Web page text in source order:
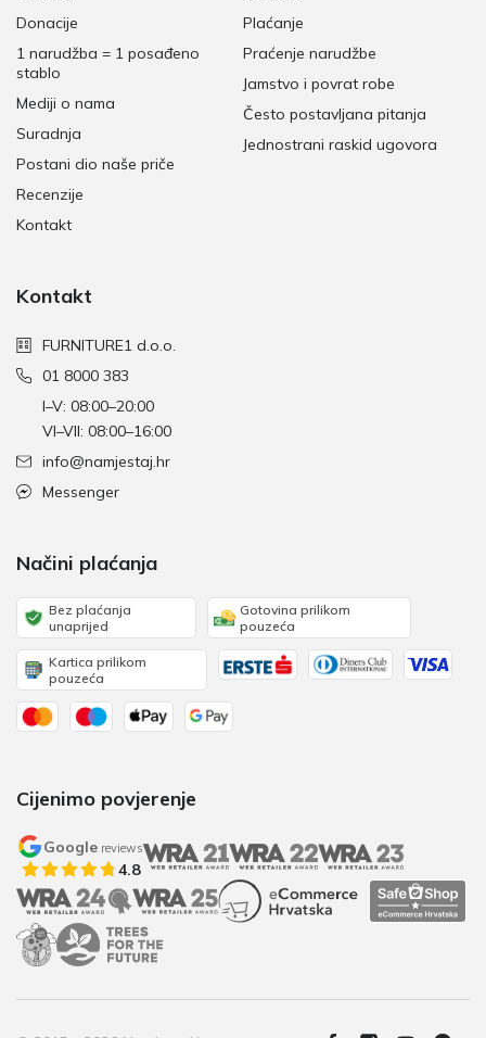
Donacije
1 narudžba = 1 posađeno
stablo
Mediji o nama
Suradnja
Postani dio naše priče
Recenzije
Kontakt
Plaćanje
Praćenje narudžbe
Jamstvo i povrat robe
Često postavljana pitanja
Jednostrani raskid ugovora
Kontakt
FURNITURE1 d.o.o.
01 8000 383
I–V: 08:00–20:00
VI–VII: 08:00–16:00
info@namjestaj.hr
Messenger
Načini plaćanja
Bez plaćanja
unaprijed
Gotovina prilikom
pouzeća
Kartica prilikom
pouzeća
Cijenimo povjerenje
Google reviews
4.8